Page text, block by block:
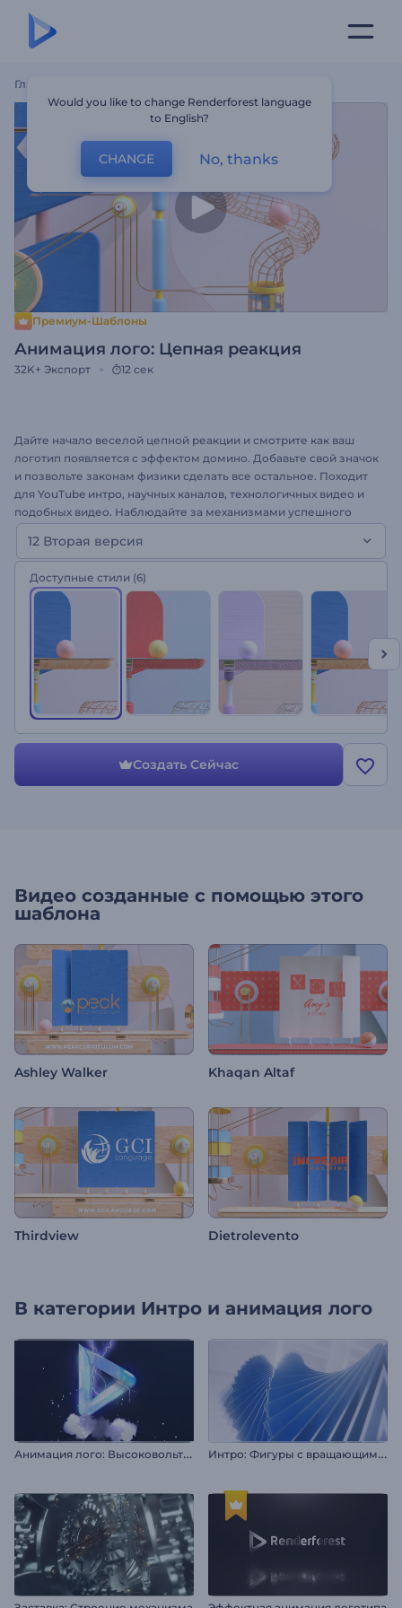
Главная
Премиум-Шаблоны
Анимация лого: Цепная реакция
32K+ Экспорт 12 сек
Дайте начало веселой цепной реакции и смотрите как ваш
логотип появляется с эффектом домино. Добавьте свой значок
и позвольте законам физики сделать все остальное. Походит
для YouTube интро, научных каналов, технологичных видео и
подобных видео. Наблюдайте за механизмами успешного
брендинга с Появлением Логотипа Цепная Реакция.
Попробуйте прямо сейчас!
12 Вторая версия
Доступные стили (6)
Создать Сейчас
Видео созданные с помощью этого
шаблона
Ashley Walker Khaqan Altaf
Thirdview Dietrolevento
В категории Интро и анимация лого
А
нимация лого: Высоковольтная молния И
нтро: Фигуры с вращающимися краями
Would you like to change Renderforest language
to English?
CHANGE No, thanks